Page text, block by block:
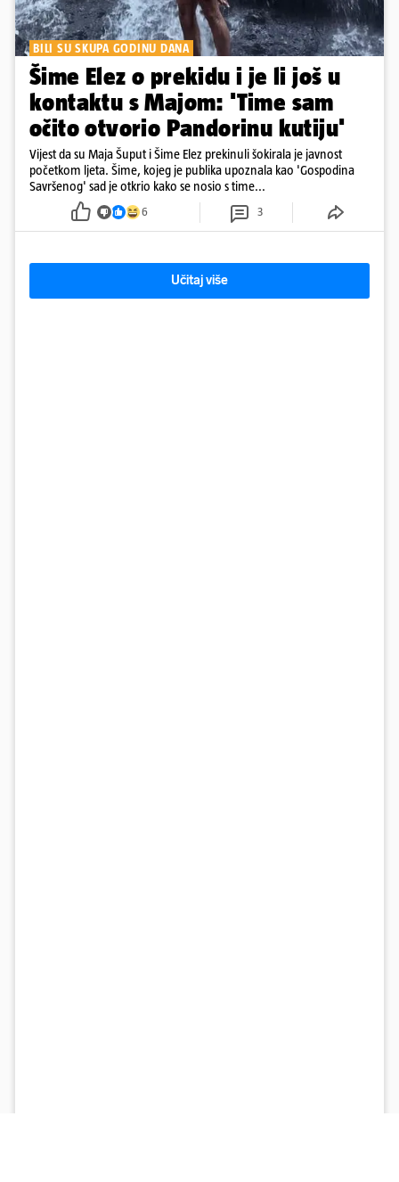
BILI SU SKUPA GODINU DANA
Šime Elez o prekidu i je li još u
kontaktu s Majom: 'Time sam
očito otvorio Pandorinu kutiju'
Vijest da su Maja Šuput i Šime Elez prekinuli šokirala je javnost
početkom ljeta. Šime, kojeg je publika upoznala kao 'Gospodina
Savršenog' sad je otkrio kako se nosio s time...
6 3
Učitaj više